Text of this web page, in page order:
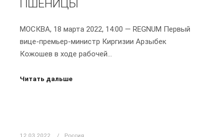
ПШЕНИЦЫ
МОСКВА, 18 марта 2022, 14:00 — REGNUM Первый
вице-премьер-министр Киргизии Арзыбек
Кожошев в ходе рабочей…
Читать дальше
12.03.2022 Россия